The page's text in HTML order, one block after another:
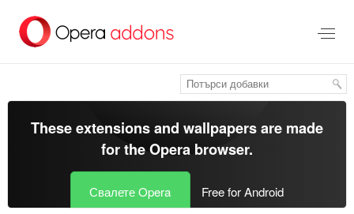
главното
съдържание
These extensions and wallpapers are made
for theOpera browser.
Свалете Opera Free for Android